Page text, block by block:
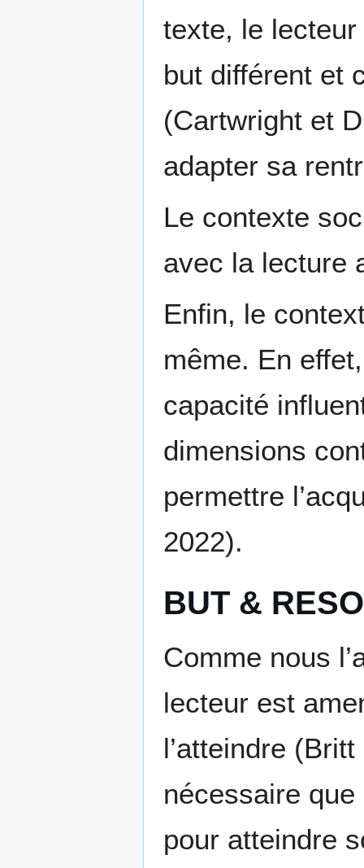
texte, le lecteur
but différent et
(Cartwright et
adapter sa
Le contexte
avec la lecture
Enfin, le
même. En
capacité
dimensions
permettre
2022).
BUT &
Comme nous
lecteur est
l’atteindre
nécessaire
pour atteindre